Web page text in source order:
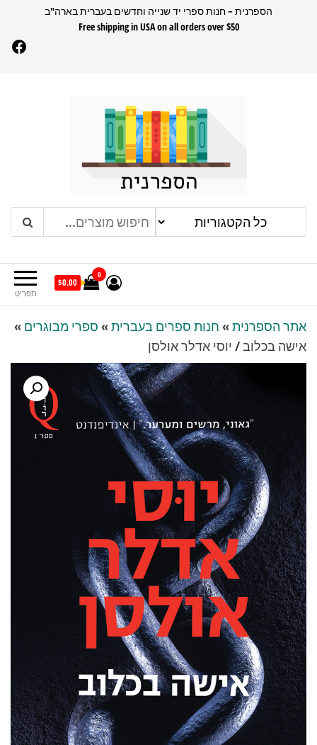
הספרנית – חנות ספרי יד שנייה וחדשים בעברית בארה"ב
Free shipping in USA on all orders over $50
הספרנית
תפריט
0
$0.00
אתר הספרנית » חנות ספרים בעברית » ספרי מבוגרים »
אישה בכלוב / יוסי אדלר אולסן